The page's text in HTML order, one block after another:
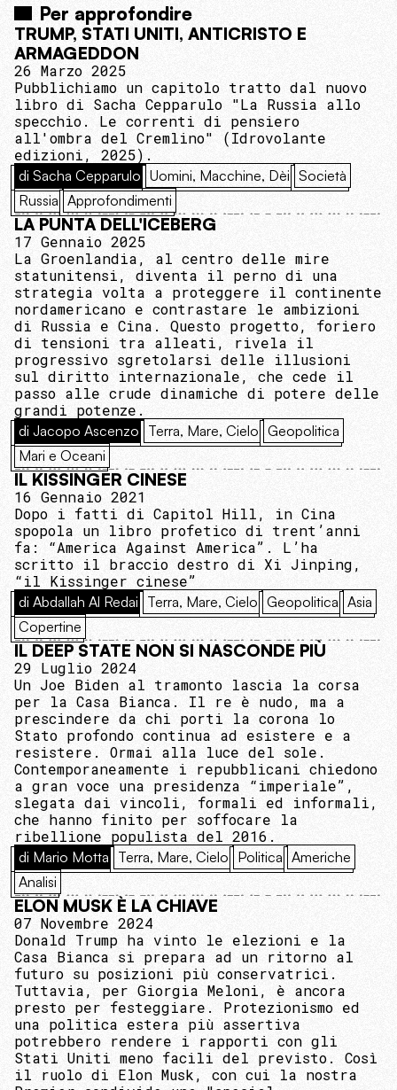
Per approfondire
TRUMP, STATI UNITI, ANTICRISTO E
ARMAGEDDON
26 Marzo 2025
Pubblichiamo un capitolo tratto dal nuovo
libro di Sacha Cepparulo "La Russia allo
specchio. Le correnti di pensiero
all'ombra del Cremlino" (Idrovolante
edizioni, 2025).
di Sacha Cepparulo Uomini, Macchine, Dèi Società
Russia Approfondimenti
LA PUNTA DELL'ICEBERG
17 Gennaio 2025
La Groenlandia, al centro delle mire
statunitensi, diventa il perno di una
strategia volta a proteggere il continente
nordamericano e contrastare le ambizioni
di Russia e Cina. Questo progetto, foriero
di tensioni tra alleati, rivela il
progressivo sgretolarsi delle illusioni
sul diritto internazionale, che cede il
passo alle crude dinamiche di potere delle
grandi potenze.
di Jacopo Ascenzo Terra, Mare, Cielo Geopolitica
Mari e Oceani
IL KISSINGER CINESE
16 Gennaio 2021
Dopo i fatti di Capitol Hill, in Cina
spopola un libro profetico di trent’anni
fa: “America Against America”. L’ha
scritto il braccio destro di Xi Jinping,
“il Kissinger cinese”
di Abdallah Al Redai Terra, Mare, Cielo Geopolitica Asia
Copertine
IL DEEP STATE NON SI NASCONDE PIÙ
29 Luglio 2024
Un Joe Biden al tramonto lascia la corsa
per la Casa Bianca. Il re è nudo, ma a
prescindere da chi porti la corona lo
Stato profondo continua ad esistere e a
resistere. Ormai alla luce del sole.
Contemporaneamente i repubblicani chiedono
a gran voce una presidenza “imperiale”,
slegata dai vincoli, formali ed informali,
che hanno finito per soffocare la
ribellione populista del 2016.
di Mario Motta Terra, Mare, Cielo Politica Americhe
Analisi
ELON MUSK È LA CHIAVE
07 Novembre 2024
Donald Trump ha vinto le elezioni e la
Casa Bianca si prepara ad un ritorno al
futuro su posizioni più conservatrici.
Tuttavia, per Giorgia Meloni, è ancora
presto per festeggiare. Protezionismo ed
una politica estera più assertiva
potrebbero rendere i rapporti con gli
Stati Uniti meno facili del previsto. Così
il ruolo di Elon Musk, con cui la nostra